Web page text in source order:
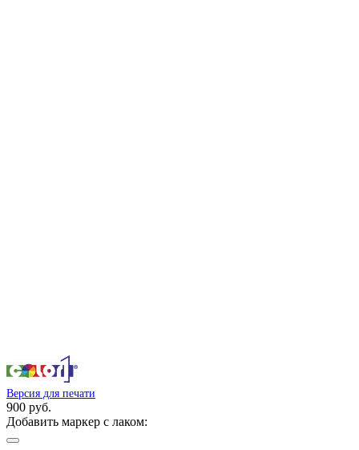
Версия для печати
900 руб.
Добавить маркер с лаком: